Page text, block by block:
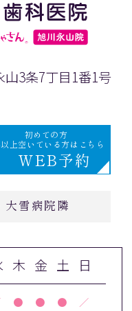
山3条7丁目1番1号
初めての方
上空いている方はこちら
WEB予約
大雪病院隣
木 金 土 日
● ● ● ／